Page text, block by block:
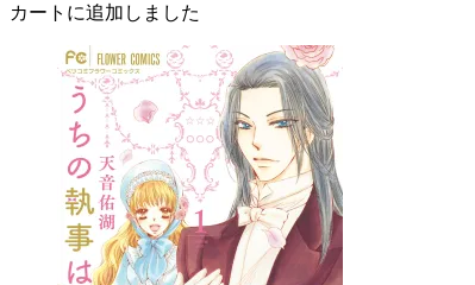
カートに追加しました